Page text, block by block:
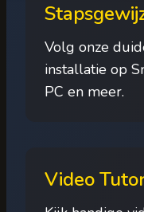
Volg onze
installatie op
PC en meer.
Video